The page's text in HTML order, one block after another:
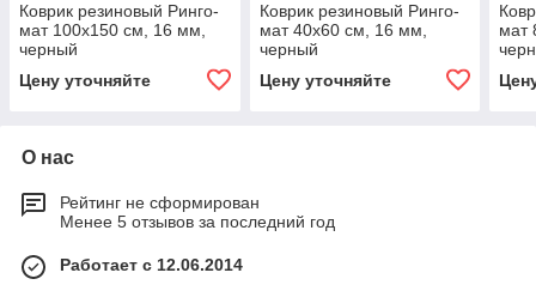
Коврик резиновый Ринго-
мат 100х150 см, 16 мм,
черный
Цену уточняйте
Коврик резиновый Ринго-
мат 40х60 см, 16 мм,
черный
Цену уточняйте
мат
О нас
Рейтинг не сформирован
Менее 5 отзывов за последний год
Работает с 12.06.2014